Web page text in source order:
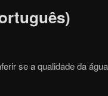
se a qualidade da